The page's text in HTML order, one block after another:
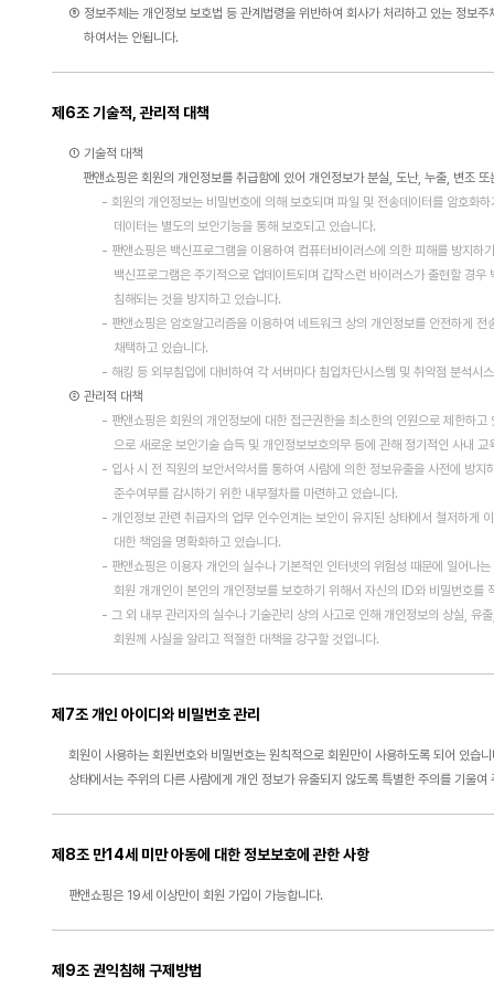
⑤ 정보주체는 개인정보 보호법 등 관계법령을 위반하여 회사가 처리하고 있는 정보
하여서는 안됩니다.
제6조 기술적, 관리적 대책
① 기술적 대책
팬앤쇼핑은 회원의 개인정보를 취급함에 있어 개인정보가 분실, 도난, 누출, 변조
- 회원의 개인정보는 비밀번호에 의해 보호되며 파일 및 전송데이터를 암호화
데이터는 별도의 보안기능을 통해 보호되고 있습니다.
- 팬앤쇼핑은 백신프로그램을 이용하여 컴퓨터바이러스에 의한 피해를 방지하
백신프로그램은 주기적으로 업데이트되며 갑작스런 바이러스가 출현할 경우
침해되는 것을 방지하고 있습니다.
- 팬앤쇼핑은 암호알고리즘을 이용하여 네트워크 상의 개인정보를 안전하게
채택하고 있습니다.
- 해킹 등 외부침입에 대비하여 각 서버마다 침입차단시스템 및 취약점 분석시
② 관리적 대책
- 팬앤쇼핑은 회원의 개인정보에 대한 접근권한을 최소한의 인원으로 제한하고
으로 새로운 보안기술 습득 및 개인정보보호의무 등에 관해 정기적인 사내 교
- 입사 시 전 직원의 보안서약서를 통하여 사람에 의한 정보유출을 사전에 방지
준수여부를 감시하기 위한 내부절차를 마련하고 있습니다.
- 개인정보 관련 취급자의 업무 인수인계는 보안이 유지된 상태에서 철저하게
대한 책임을 명확화하고 있습니다.
- 팬앤쇼핑은 이용자 개인의 실수나 기본적인 인터넷의 위험성 때문에 일어나
회원 개개인이 본인의 개인정보를 보호하기 위해서 자신의 ID와 비밀번호를
- 그 외 내부 관리자의 실수나 기술관리 상의 사고로 인해 개인정보의 상실, 유
회원께 사실을 알리고 적절한 대책을 강구할 것입니다.
제7조 개인 아이디와 비밀번호 관리
회원이 사용하는 회원번호와 비밀번호는 원칙적으로 회원만이 사용하도록 되어 있
상태에서는 주위의 다른 사람에게 개인 정보가 유출되지 않도록 특별한 주의를 기울
제8조 만14세 미만 아동에 대한 정보보호에 관한 사항
팬앤쇼핑은 19세 이상만이 회원 가입이 가능합니다.
제9조 권익침해 구제방법